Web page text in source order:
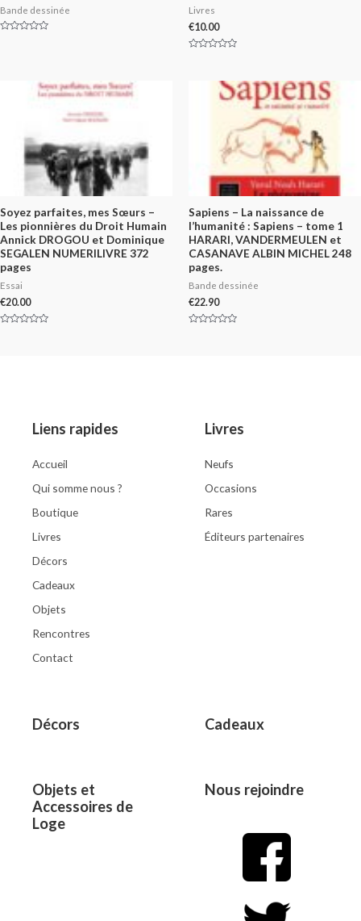
Bande dessinée Livres
€10.00
Soyez parfaites, mes Sœurs –
Les pionnières du Droit Humain
Annick DROGOU et Dominique
SEGALEN NUMERILIVRE 372
pages
Essai
€20.00
Sapiens – La naissance de
l’humanité : Sapiens – tome 1
HARARI, VANDERMEULEN et
CASANAVE ALBIN MICHEL 248
pages.
Bande dessinée
€22.90
Liens rapides
Accueil
Qui somme nous ?
Boutique
Livres
Décors
Cadeaux
Objets
Rencontres
Contact
Livres
Neufs
Occasions
Rares
Éditeurs partenaires
Décors Cadeaux
Objets et
Accessoires de
Loge
Nous rejoindre